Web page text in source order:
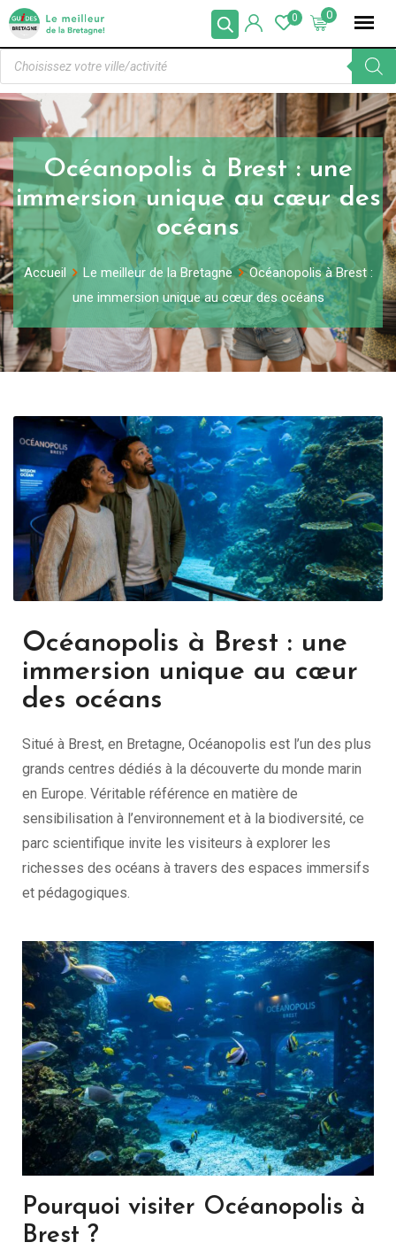
0
0
Océanopolis à Brest : une
immersion unique au cœur des
océans
Accueil Le meilleur de la Bretagne
Océanopolis à Brest :
une immersion unique au cœur des océans
Océanopolis à Brest : une
immersion unique au cœur
des océans
Situé à Brest, en Bretagne, Océanopolis est l’un des plus
grands centres dédiés à la découverte du monde marin
en Europe. Véritable référence en matière de
sensibilisation à l’environnement et à la biodiversité, ce
parc scientifique invite les visiteurs à explorer les
richesses des océans à travers des espaces immersifs
et pédagogiques.
Pourquoi visiter Océanopolis à
Brest ?